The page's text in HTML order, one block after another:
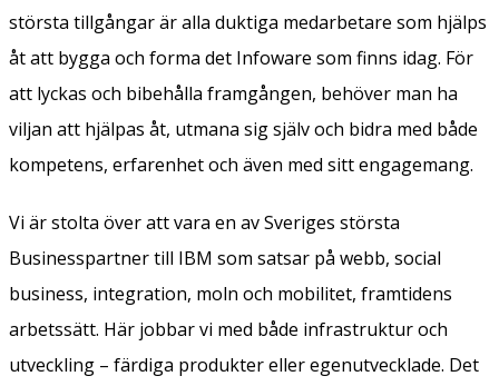
största tillgångar är alla duktiga medarbetare som hjälps
åt att bygga och forma det Infoware som finns idag. För
att lyckas och bibehålla framgången, behöver man ha
viljan att hjälpas åt, utmana sig själv och bidra med både
kompetens, erfarenhet och även med sitt engagemang.
Vi är stolta över att vara en av Sveriges största
Businesspartner till IBM som satsar på webb, social
business, integration, moln och mobilitet, framtidens
arbetssätt. Här jobbar vi med både infrastruktur och
utveckling – färdiga produkter eller egenutvecklade. Det